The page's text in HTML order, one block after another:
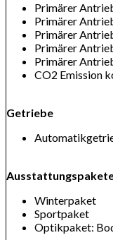
Primärer
Primärer
Primärer
Primärer
Primärer
CO2 Emission
Getriebe
Winterpaket
Sportpaket
Optikpaket: